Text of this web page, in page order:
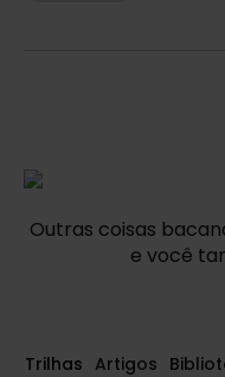
Outras coisas
e você
Trilhas Artigos